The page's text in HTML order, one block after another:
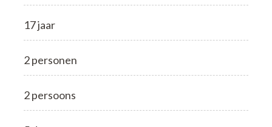
17 jaar
2 personen
2 persoons